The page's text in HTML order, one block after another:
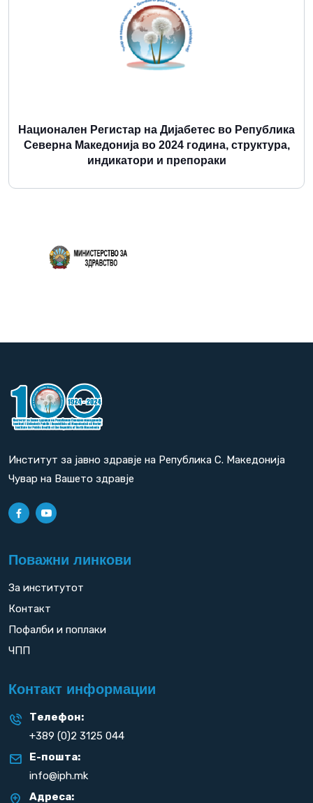
Повеќе
Национален Регистар на Дијабетес во Република
Северна Македонија во 2024 година, структура,
индикатори и препораки
Институт за јавно здравје на Република С. Македонија
Чувар на Вашето здравје
Поважни линкови
За институтот
Контакт
Пофалби и поплаки
ЧПП
Контакт информации
Телефон:
+389 (0)2 3125 044
Е-пошта:
info@iph.mk
Адреса: